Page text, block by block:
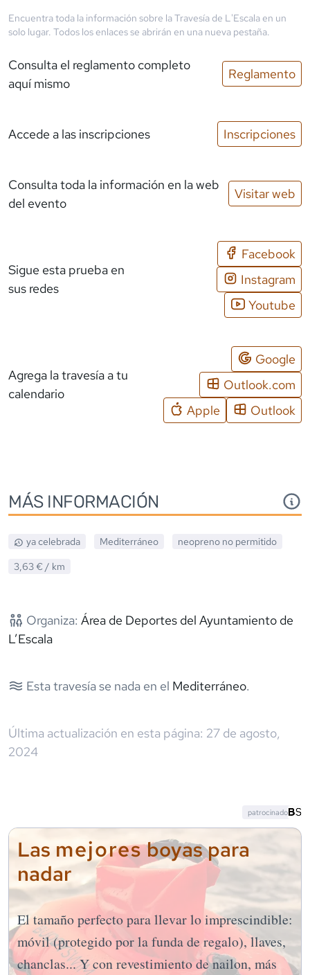
Encuentra toda la información sobre laTravesía de L'Escala en un
solo lugar. Todos los enlaces se abrirán en una nueva pestaña.
Consulta el reglamento completo
aquí mismo
Reglamento
Accede a las inscripciones Inscripciones
Consulta toda la información en la web
del evento
Visitar web
Sigue esta prueba en
sus redes
Facebook
Instagram
Youtube
Agrega la travesía a tu
calendario
Google
Outlook.com
Apple
Outlook
MÁS INFORMACIÓN
ya celebrada Mediterráneo neopreno no permitido
3,63 € / km
Organiza: Área de Deportes del Ayuntamiento de
L’Escala
Esta travesía se nada en el Mediterráneo.
Última actualización en esta página: 27 de agosto,
2024
Las mejoresboyas para
nadar
El tamaño perfecto para llevar lo imprescindible:
móvil (protegido por la funda de regalo), llaves,
chanclas... Y con revestimiento de nailon, más
patrocinado